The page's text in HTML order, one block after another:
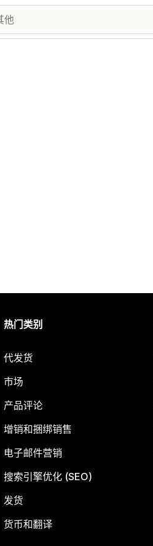
热门类别
代发货
市场
产品评论
增销和捆绑销售
电子邮件营销
搜索引擎优化 (SEO)
发货
货币和翻译